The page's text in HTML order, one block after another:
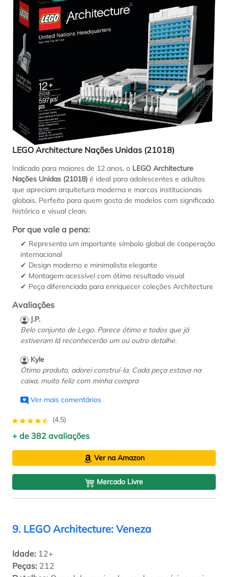
LEGO Architecture Nações Unidas (21018)
Indicado para maiores de 12 anos, o LEGO Architecture
Nações Unidas (21018) é ideal para adolescentes e adultos
que apreciam arquitetura moderna e marcos institucionais
globais. Perfeito para quem gosta de modelos com significado
histórico e visual clean.
Por que vale a pena:
✔ Representa um importante símbolo global de cooperação
internacional
✔ Design moderno e minimalista elegante
✔ Montagem acessível com ótimo resultado visual
✔ Peça diferenciada para enriquecer coleções Architecture
Avaliações
J.P.
Belo conjunto de Lego. Parece ótimo e todos que já
estiveram lá reconhecerão um ou outro detalhe.
Kyle
Ótimo produto, adorei construí-la. Cada peça estava na
caixa, muito feliz com minha compra
Ver mais comentários
(4.5)
+ de 382 avaliações
Ver na Amazon
Mercado Livre
9. LEGO Architecture: Veneza
Idade: 12+
Peças: 212